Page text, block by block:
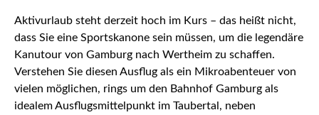
Aktivurlaub steht derzeit hoch im Kurs – das heißt nicht,
dass Sie eine Sportskanone sein müssen, um die legendäre
Kanutour von Gamburg nach Wertheim zu schaffen.
Verstehen Sie diesen Ausflug als ein Mikroabenteuer von
vielen möglichen, rings um den Bahnhof Gamburg als
idealem Ausflugsmittelpunkt im Taubertal, neben